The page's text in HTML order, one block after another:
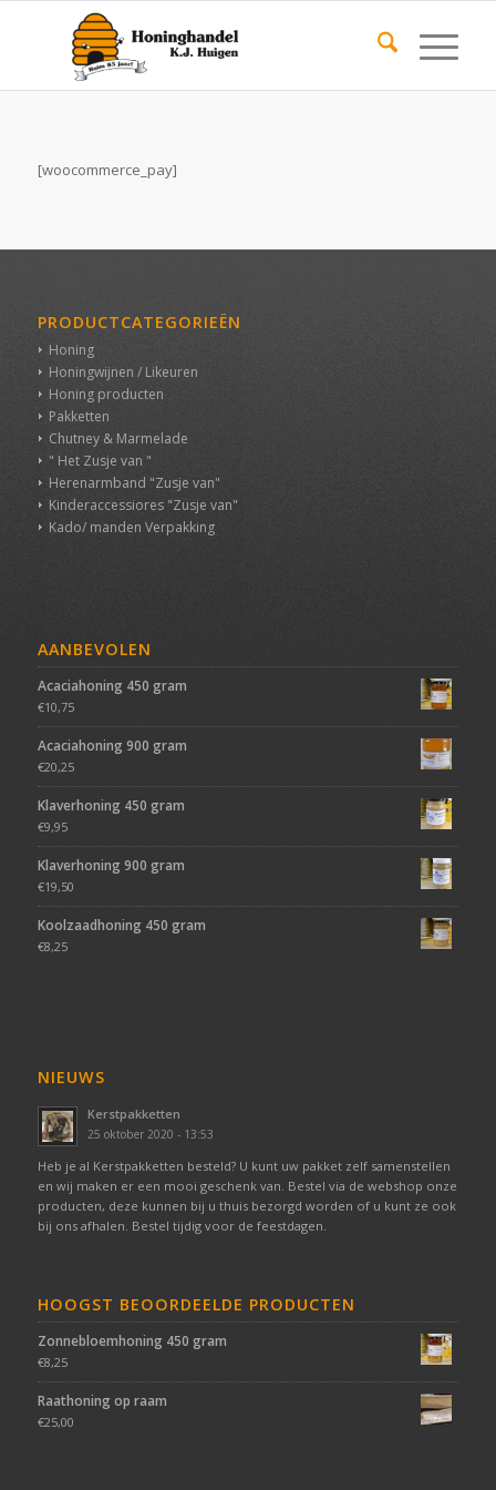
[woocommerce_pay]
PRODUCTCATEGORIEËN
Honing
Honingwijnen / Likeuren
Honing producten
Pakketten
Chutney & Marmelade
" Het Zusje van "
Herenarmband "Zusje van"
Kinderaccessiores "Zusje van"
Kado/ manden Verpakking
AANBEVOLEN
Acaciahoning 450 gram
€10,75
Acaciahoning 900 gram
€20,25
Klaverhoning 450 gram
€9,95
Klaverhoning 900 gram
€19,50
Koolzaadhoning 450 gram
€8,25
NIEUWS
Kerstpakketten
25 oktober 2020 - 13:53
Heb je al Kerstpakketten besteld? U kunt uw pakket zelf samenstellen
en wij maken er een mooi geschenk van. Bestel via de webshop onze
producten, deze kunnen bij u thuis bezorgd worden of u kunt ze ook
bij ons afhalen. Bestel tijdig voor de feestdagen.
HOOGST BEOORDEELDE PRODUCTEN
Zonnebloemhoning 450 gram
€8,25
Raathoning op raam
€25,00